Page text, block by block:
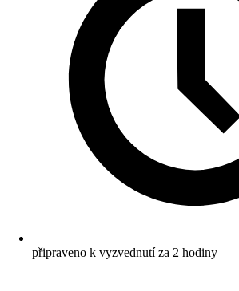
připraveno k vyzvednutí za 2 hodiny